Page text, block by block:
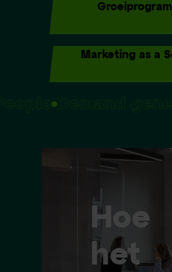
Marketing as a
People Demand
Hoe
het